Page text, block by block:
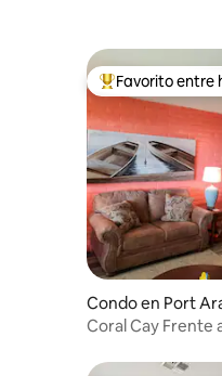
Favorito entre
Favorito entre
Condo en Port
Coral Cay Frente